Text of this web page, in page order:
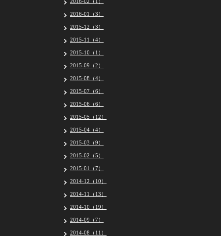
2016-01（3）
2015-12（3）
2015-11（4）
2015-10（1）
2015-09（2）
2015-08（4）
2015-07（6）
2015-06（6）
2015-05（12）
2015-04（4）
2015-03（9）
2015-02（5）
2015-01（7）
2014-12（10）
2014-11（13）
2014-10（19）
2014-09（7）
2014-08（11）